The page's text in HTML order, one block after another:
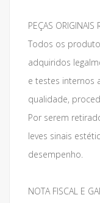
PEÇAS ORIGINAIS
Todos os
adquiridos
e testes internos
qualidade,
Por serem
leves sinais
desempenho.
NOTA FISCAL E